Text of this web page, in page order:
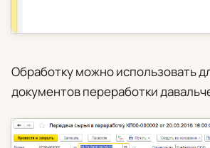
Обработку можно использовать
документов переработки